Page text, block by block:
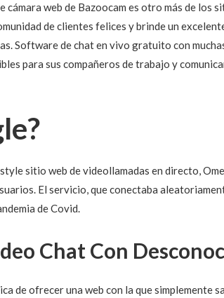
web de Bazoocam es otro más de los
de clientes felices y brinde un
Software de chat en vivo gratuito con
para sus compañeros de trabajo y
sitio web de videollamadas en directo,
El servicio, que conectaba
de Covid.
Chat Con
de ofrecer una web con la que simplemente